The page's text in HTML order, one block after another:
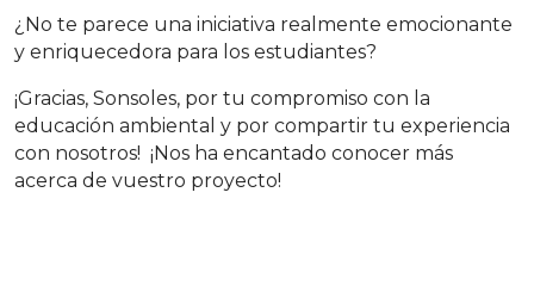
¿No te parece una iniciativa realmente emocionante
y enriquecedora para los estudiantes?
¡Gracias, Sonsoles, por tu compromiso con la
educación ambiental y por compartir tu experiencia
con nosotros! ¡Nos ha encantado conocer más
acerca de vuestro proyecto!